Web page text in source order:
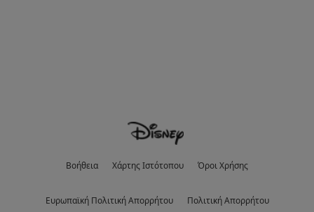
Βοήθεια Χάρτης Ιστότοπου Όροι Χρήσης
Eυρωπαϊκή Πολιτική Απορρήτου Πολιτική Απορρήτου